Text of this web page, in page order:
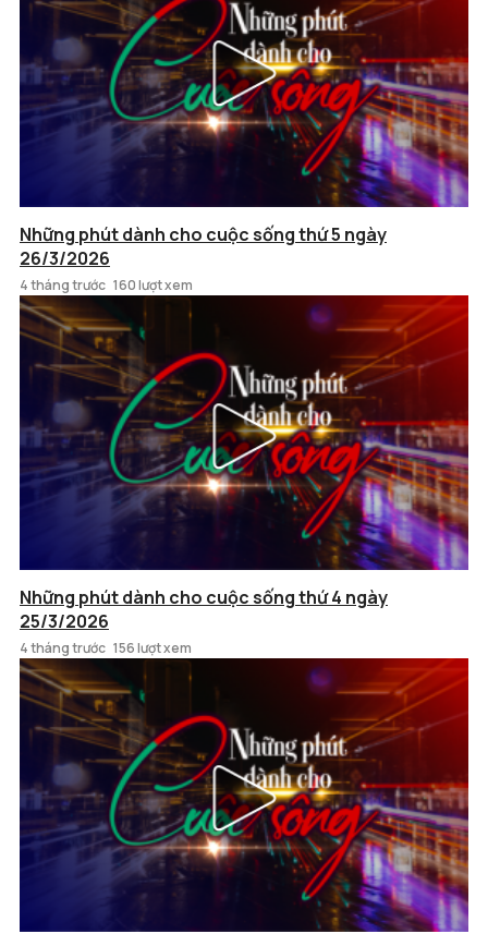
Những phút dành cho cuộc sống thứ 5 ngày
26/3/2026
4 tháng trước 160 lượt xem
Những phút dành cho cuộc sống thứ 4 ngày
25/3/2026
4 tháng trước 156 lượt xem